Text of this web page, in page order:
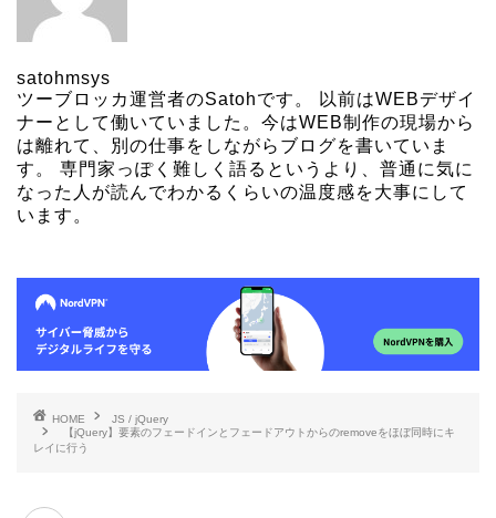
satohmsys
ツーブロッカ運営者のSatohです。 以前はWEBデザイ
ナーとして働いていました。今はWEB制作の現場から
は離れて、別の仕事をしながらブログを書いていま
す。 専門家っぽく難しく語るというより、普通に気に
なった人が読んでわかるくらいの温度感を大事にして
います。
HOME
JS / jQuery
【jQuery】要素のフェードインとフェードアウトからのremoveをほぼ同時にキ
レイに行う